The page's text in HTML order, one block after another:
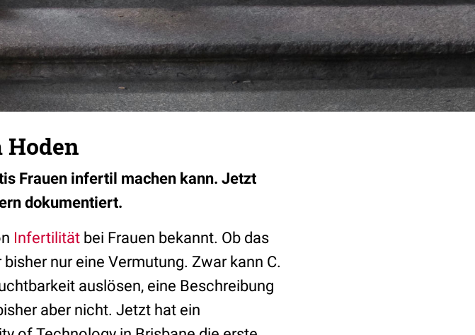
Frauen infertil machen kann. Jetzt
dokumentiert.
Infertilität bei Frauen bekannt. Ob das
nur eine Vermutung. Zwar kann C.
auslösen, eine Beschreibung
aber nicht. Jetzt hat ein